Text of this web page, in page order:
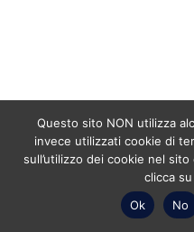
Questo sito NON utilizza
invece utilizzati cookie di
sull’utilizzo dei cookie nel
clicca
Ok
No